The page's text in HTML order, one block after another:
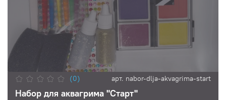
(0) арт. nabor-dlja-akvagrima-start
Набор для аквагрима "Старт"